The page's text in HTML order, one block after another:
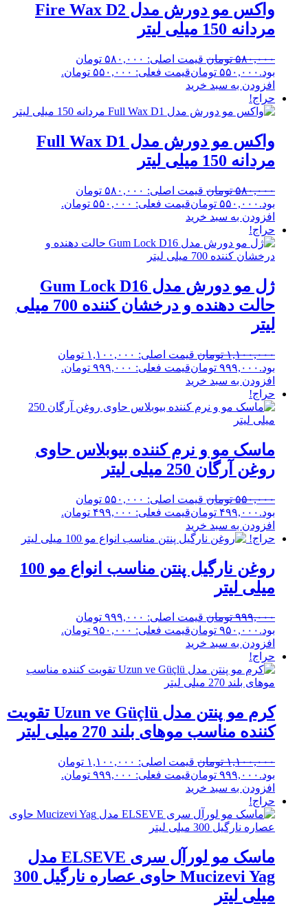
واکس مو دورش مدل Fire Wax D2
مردانه 150 میلی لیتر
۵۸۰,۰۰۰ تومان
قیمت اصلی: ۵۸۰,۰۰۰ تومان
بود. ۵۵۰,۰۰۰ تومانقیمت فعلی: ۵۵۰,۰۰۰ تومان.
افزودن به سبد خرید
حراج!
واکس مو دورش مدل Full Wax D1
مردانه 150 میلی لیتر
۵۸۰,۰۰۰ تومان
قیمت اصلی: ۵۸۰,۰۰۰ تومان
بود. ۵۵۰,۰۰۰ تومانقیمت فعلی: ۵۵۰,۰۰۰ تومان.
افزودن به سبد خرید
حراج!
ژل مو دورش مدل Gum Lock D16
حالت دهنده و درخشان کننده 700 میلی
لیتر
۱,۱۰۰,۰۰۰ تومان
قیمت اصلی: ۱,۱۰۰,۰۰۰ تومان
بود. ۹۹۹,۰۰۰ تومانقیمت فعلی: ۹۹۹,۰۰۰ تومان.
افزودن به سبد خرید
حراج!
ماسک مو و نرم کننده بیوبلاس حاوی
روغن آرگان 250 میلی لیتر
۵۵۰,۰۰۰ تومان
قیمت اصلی: ۵۵۰,۰۰۰ تومان
بود. ۴۹۹,۰۰۰ تومانقیمت فعلی: ۴۹۹,۰۰۰ تومان.
افزودن به سبد خرید
حراج!
روغن نارگیل پنتن مناسب انواع مو 100
میلی لیتر
۹۹۹,۰۰۰ تومان
قیمت اصلی: ۹۹۹,۰۰۰ تومان
بود. ۹۵۰,۰۰۰ تومانقیمت فعلی: ۹۵۰,۰۰۰ تومان.
افزودن به سبد خرید
حراج!
کرم مو پنتن مدل Uzun ve Güçlü تقویت
کننده مناسب موهای بلند 270 میلی لیتر
۱,۱۰۰,۰۰۰ تومان
قیمت اصلی: ۱,۱۰۰,۰۰۰ تومان
بود. ۹۹۹,۰۰۰ تومانقیمت فعلی: ۹۹۹,۰۰۰ تومان.
افزودن به سبد خرید
حراج!
ماسک مو لورآل سری ELSEVE مدل
Mucizevi Yag حاوی عصاره نارگیل 300
میلی لیتر